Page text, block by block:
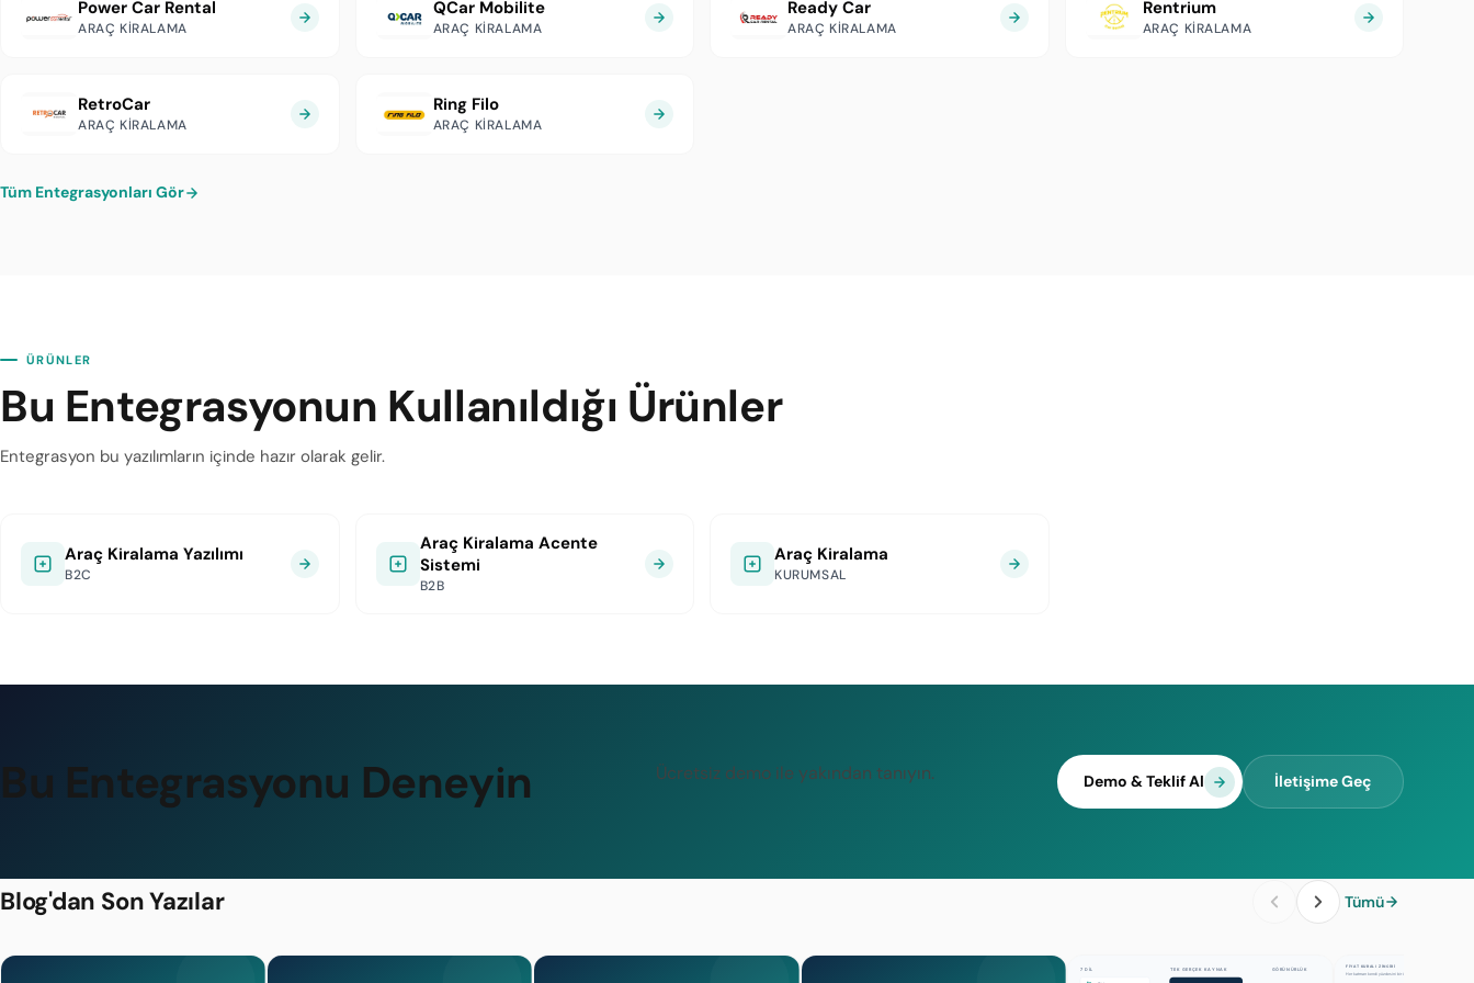
Power Car Rental
ARAÇ KIRALAMA
QCar Mobilite
ARAÇ KIRALAMA
Ready Car
ARAÇ KIRALAMA
Rentrium
ARAÇ KIRALAMA
RetroCar
ARAÇ KIRALAMA
Ring Filo
ARAÇ KIRALAMA
Tüm Entegrasyonları Gör
ÜRÜNLER
Bu Entegrasyonun Kullanıldığı Ürünler
Entegrasyon bu yazılımların içinde hazır olarak gelir.
Araç Kiralama Yazılımı
B2C
Araç Kiralama Acente
Sistemi
B2B
Araç Kiralama
KURUMSAL
Bu Entegrasyonu Deneyin Ücretsiz demo ile yakından tanıyın. Demo & Teklif Al İletişime Geç
Blog'dan Son Yazılar Tümü